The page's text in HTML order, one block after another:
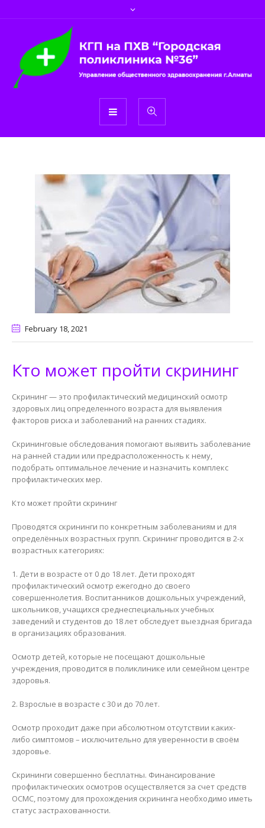
February 18, 2021
Кто может пройти скрининг
Скрининг — это профилактический медицинский осмотр
здоровых лиц определенного возраста для выявления
факторов риска и заболеваний на ранних стадиях.
Скрининговые обследования помогают выявить заболевание
на ранней стадии или предрасположенность к нему,
подобрать оптимальное лечение и назначить комплекс
профилактических мер.
Кто может пройти скрининг
Проводятся скрининги по конкретным заболеваниям и для
определённых возрастных групп. Скрининг проводится в 2-х
возрастных категориях:
1. Дети в возрасте от 0 до 18 лет. Дети проходят
профилактический осмотр ежегодно до своего
совершеннолетия. Воспитанников дошкольных учреждений,
школьников, учащихся среднеспециальных учебных
заведений и студентов до 18 лет обследует выездная бригада
в организациях образования.
Осмотр детей, которые не посещают дошкольные
учреждения, проводится в поликлинике или семейном центре
здоровья.
2. Взрослые в возрасте с 30 и до 70 лет.
Осмотр проходит даже при абсолютном отсутствии каких-
либо симптомов – исключительно для уверенности в своём
здоровье.
Скрининги совершенно бесплатны. Финансирование
профилактических осмотров осуществляется за счет средств
ОСМС, поэтому для прохождения скрининга необходимо иметь
статус застрахованности.